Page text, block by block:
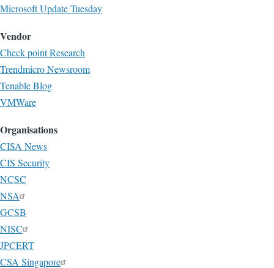
Microsoft Update Tuesday
Vendor
Check point Research
Trendmicro Newsroom
Tenable Blog
VMWare
Organisations
CISA News
CIS Security
NCSC
NSA
GCSB
NISC
JPCERT
CSA Singapore